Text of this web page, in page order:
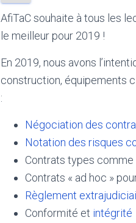
AfiTaC souhaite à tous les
le meilleur pour 2019 !
En 2019, nous avons
construction, équipements
:
Négociation des
Notation des risques
Contrats types comme
Contrats « ad hoc »
Règlement
Conformité et intégrité